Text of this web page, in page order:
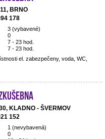
BRNO
178
3 (vybavené)
0
7 - 23 hod.
7 - 23 hod.
el. zabezpečeny, voda, WC,
KLADNO - ŠVERMOV
152
1 (nevybavená)
0